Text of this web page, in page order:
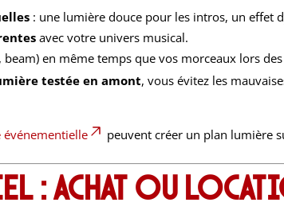
: une lumière douce pour les intros, un effet
avec votre univers musical.
beam) en même temps que vos morceaux lors
testée en amont, vous évitez les
peuvent créer un plan lumière
: achat ou